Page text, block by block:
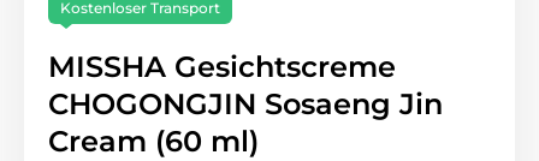
Kostenloser Transport
MISSHA Gesichtscreme
CHOGONGJIN Sosaeng Jin
Cream (60 ml)